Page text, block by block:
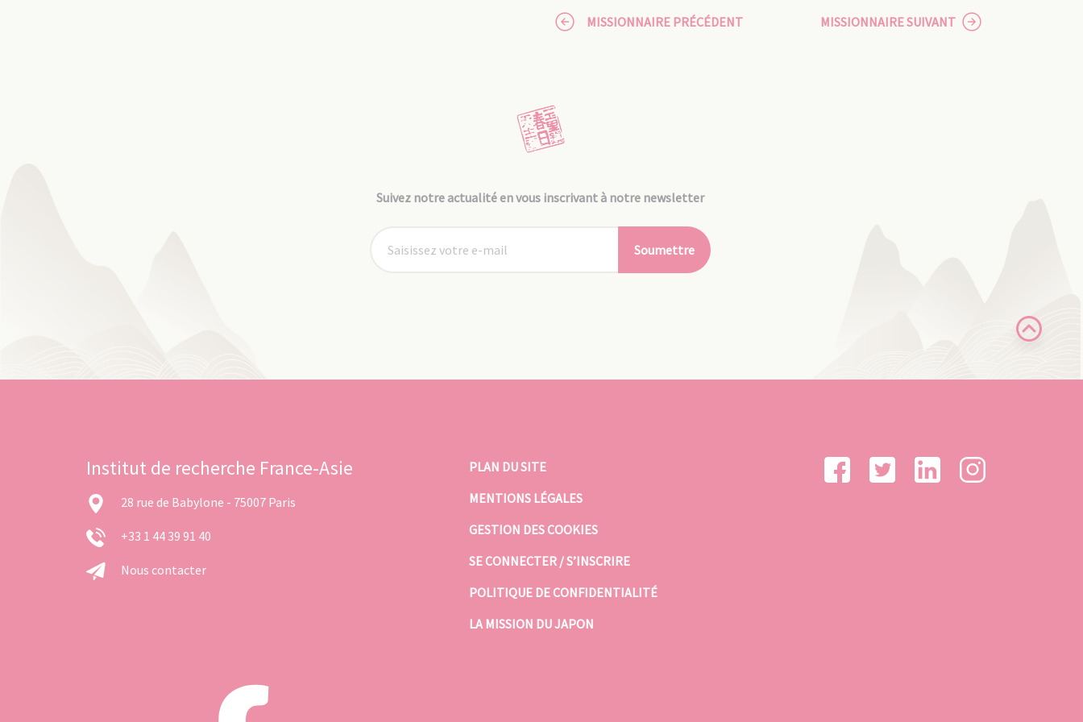
MISSIONNAIRE PRÉCÉDENT MISSIONNAIRE SUIVANT
Suivez notre actualité en vous inscrivant à notre newsletter
Soumettre
Institut de recherche France-Asie
28 rue de Babylone - 75007 Paris
+33 1 44 39 91 40
Nous contacter
PLAN DU SITE
MENTIONS LÉGALES
GESTION DES COOKIES
SE CONNECTER / S’INSCRIRE
POLITIQUE DE CONFIDENTIALITÉ
LA MISSION DU JAPON